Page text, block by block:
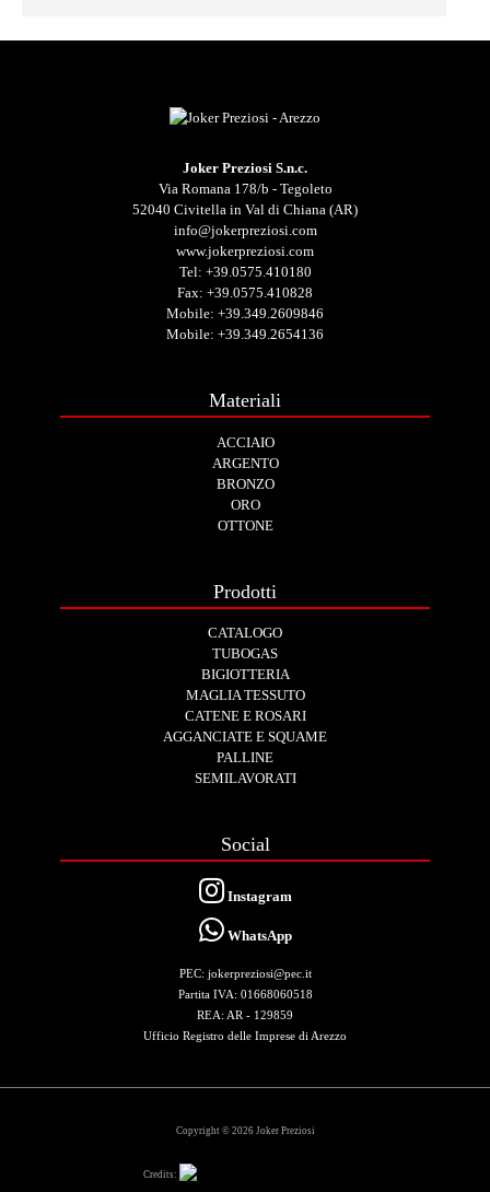
Joker Preziosi S.n.c.
Via Romana 178/b - Tegoleto
52040 Civitella in Val di Chiana (AR)
info@jokerpreziosi.com
www.jokerpreziosi.com
Tel: +39.0575.410180
Fax: +39.0575.410828
Mobile: +39.349.2609846
Mobile: +39.349.2654136
Materiali
ACCIAIO
ARGENTO
BRONZO
ORO
OTTONE
Prodotti
CATALOGO
TUBOGAS
BIGIOTTERIA
MAGLIA TESSUTO
CATENE E ROSARI
AGGANCIATE E SQUAME
PALLINE
SEMILAVORATI
Social
Instagram
WhatsApp
PEC: jokerpreziosi@pec.it
Partita IVA: 01668060518
REA: AR - 129859
Ufficio Registro delle Imprese di Arezzo
Copyright © 2026 Joker Preziosi
Credits: